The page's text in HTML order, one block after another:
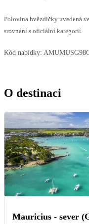
Polovina hvězdičky uvedená
srovnání s oficiální kategorií.
Kód nabídky:
O destinaci
Mauricius - sever